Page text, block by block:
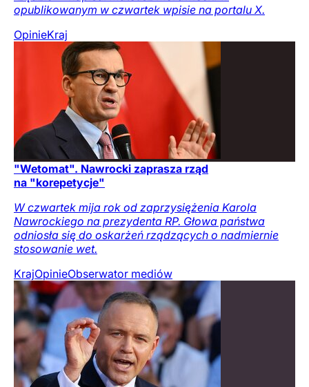
opublikowanym w czwartek wpisie na portalu X.
OpinieKraj
"Wetomat". Nawrocki zaprasza rząd
na "korepetycje"
W czwartek mija rok od zaprzysiężenia Karola
Nawrockiego na prezydenta RP. Głowa państwa
odniosła się do oskarżeń rządzących o nadmiernie
stosowanie wet.
KrajOpinieObserwator mediów